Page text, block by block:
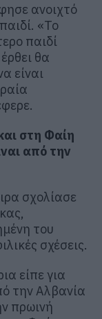
ανοιχτό
«Το
παιδί
θα
είναι
στη Φαίη
από την
σχολίασε
του
σχέσεις.
είπε για
την Αλβανία
πρωινή